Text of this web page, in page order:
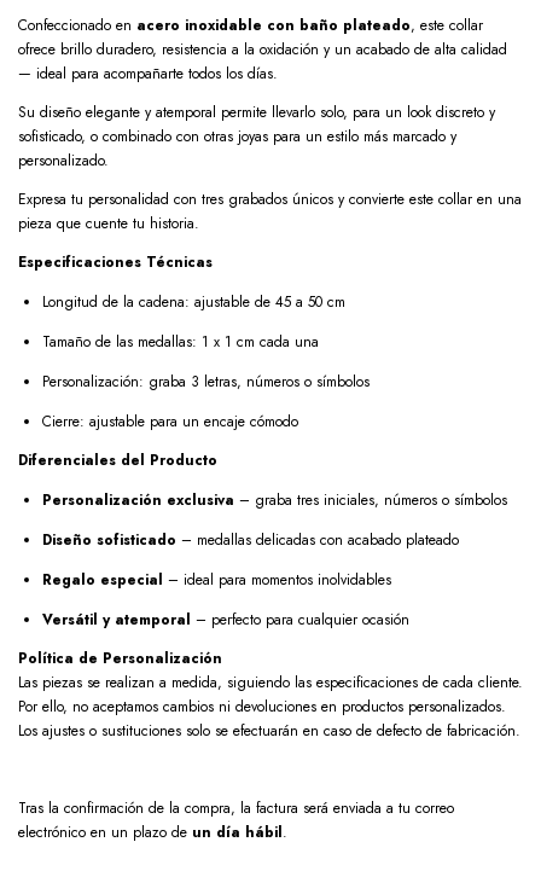
Confeccionado en acero inoxidable con baño plateado, este collar
ofrece brillo duradero, resistencia a la oxidación y un acabado de alta calidad
— ideal para acompañarte todos los días.
Su diseño elegante y atemporal permite llevarlo solo, para un look discreto y
sofisticado, o combinado con otras joyas para un estilo más marcado y
personalizado.
Expresa tu personalidad con tres grabados únicos y convierte este collar en una
pieza que cuente tu historia.
Especificaciones Técnicas
Longitud de la cadena: ajustable de 45 a 50 cm
Tamaño de las medallas: 1 x 1 cm cada una
Personalización: graba 3 letras, números o símbolos
Cierre: ajustable para un encaje cómodo
Diferenciales del Producto
Personalización exclusiva – graba tres iniciales, números o símbolos
Diseño sofisticado – medallas delicadas con acabado plateado
Regalo especial – ideal para momentos inolvidables
Versátil y atemporal – perfecto para cualquier ocasión
Política de Personalización
Las piezas se realizan a medida, siguiendo las especificaciones de cada cliente.
Por ello, no aceptamos cambios ni devoluciones en productos personalizados.
Los ajustes o sustituciones solo se efectuarán en caso de defecto de fabricación.
Tras la confirmación de la compra, la factura será enviada a tu correo
electrónico en un plazo de un día hábil.